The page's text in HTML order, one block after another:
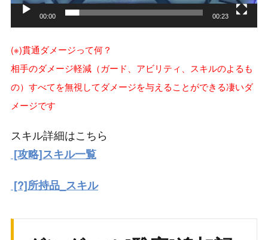
00:00 00:23
(※)貫通ダメージって何？
相手のダメージ軽減（ガード、アビリティ、スキルのよるも
の）すべてを無視してダメージを与えることができる凄いダ
メージです
スキル詳細はこちら
[攻略]スキル一覧
[?]所持品_スキル